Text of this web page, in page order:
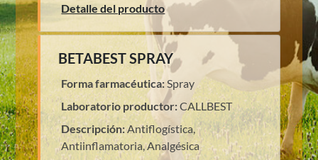
Detalle del producto
BETABEST SPRAY
Forma farmacéutica:Spray
Laboratorio productor:CALLBEST
Descripción:Antiflogística,
Antiinflamatoria, Analgésica